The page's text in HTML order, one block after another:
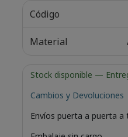
Código
Material
Stock disponible —
Cambios y Devoluciones
Envíos puerta a puerta a